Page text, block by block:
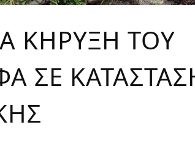
ΚΗΡΥΞΗ ΤΟΥ
ΣΕ